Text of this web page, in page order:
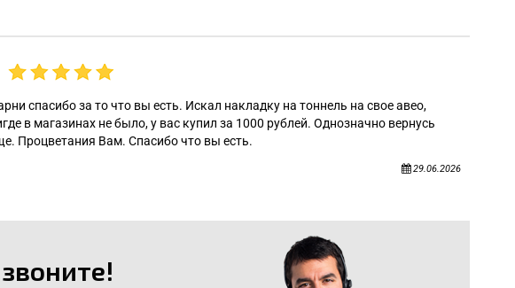
спасибо за то что вы есть. Искал накладку на тоннель на свое авео,
в магазинах не было, у вас купил за 1000 рублей. Однозначно вернусь
Процветания Вам. Спасибо что вы есть.
29.06.2026